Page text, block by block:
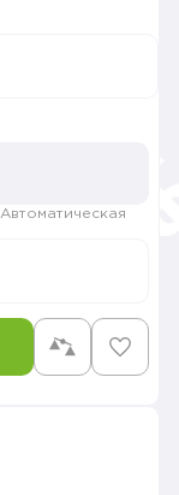
Автоматическая